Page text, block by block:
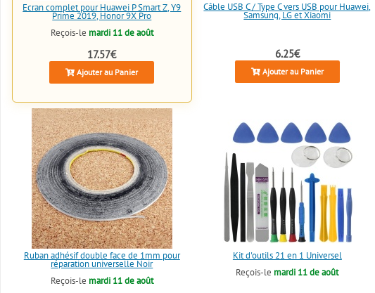
Écran complet pour Huawei P Smart Z, Y9
Prime 2019, Honor 9X Pro
Reçois-le mardi 11 de août
17.57€
Ajouter au Panier
Câble USB C / Type C vers USB pour Huawei,
Samsung, LG et Xiaomi
6.25€
Ajouter au Panier
Ruban adhésif double face de 1mm pour
réparation universelle Noir
Reçois-le mardi 11 de août
Kit d'outils 21 en 1 Universel
Reçois-le mardi 11 de août